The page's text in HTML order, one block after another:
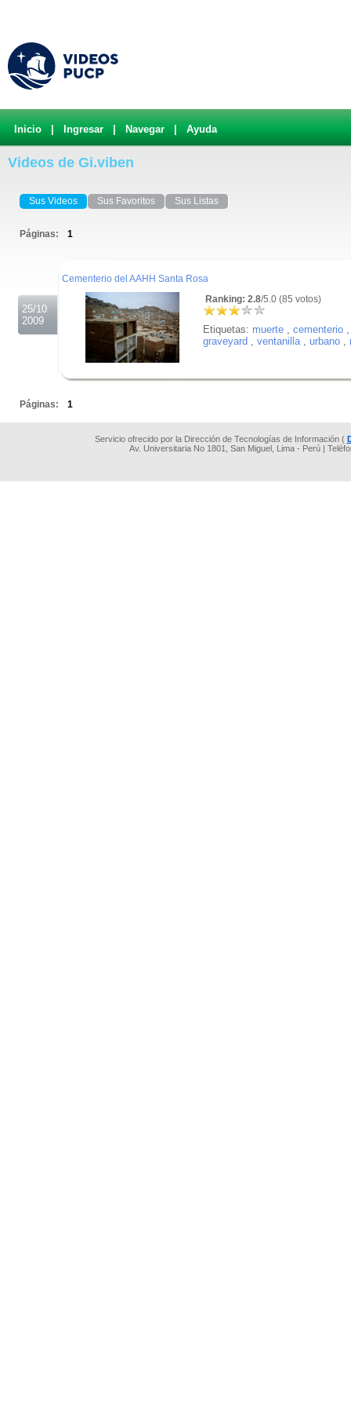
Inicio Ingresar Navegar Ayuda
Videos de Gi.viben
Sus Videos Sus Favoritos Sus Listas
Páginas: 1
25/10
2009
Cementerio del AAHH Santa Rosa
Ranking: 2.8/5.0 (85 votos)
Etiquetas: muerte cementerio
graveyard
ventanilla urbano
Páginas: 1
Servicio ofrecido por la Dirección de Tecnologías de Información (
Av. Universitaria No 1801, San Miguel, Lima - Perú |